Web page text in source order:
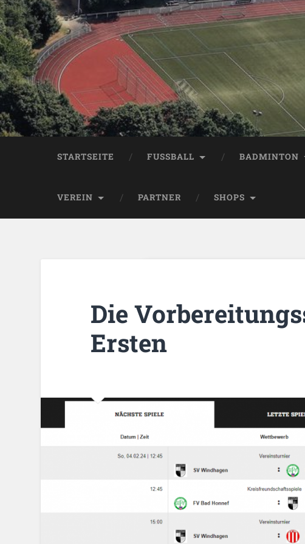
STARTSEITE FUSSBALL BADMINTON
VEREIN PARTNER SHOPS
Die
Ersten